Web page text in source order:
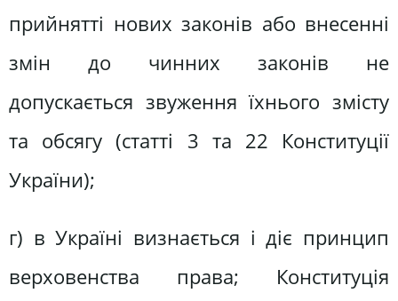
прийнятті нових законів або внесенні
змін до чинних законів не
допускається звуження їхнього змісту
та обсягу (статті 3 та 22 Конституції
України);
г) в Україні визнається і діє принцип
верховенства права; Конституція